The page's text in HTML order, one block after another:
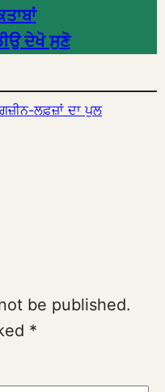
ਦੇਖੋ ਸੁਣੋ
ਲਫ਼ਜ਼ਾਂ ਦਾ ਪੁਲ
be published.
*